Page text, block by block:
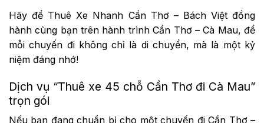
Hãy để Thuê Xe Nhanh Cần Thơ – Bách Việt đồng
hành cùng bạn trên hành trình Cần Thơ – Cà Mau, để
mỗi chuyến đi không chỉ là di chuyển, mà là một kỷ
niệm đáng nhớ!
Dịch vụ “Thuê xe 45 chỗ Cần Thơ đi Cà Mau”
trọn gói
Nếu bạn đang chuẩn bị cho một chuyến đi Cần Thơ –